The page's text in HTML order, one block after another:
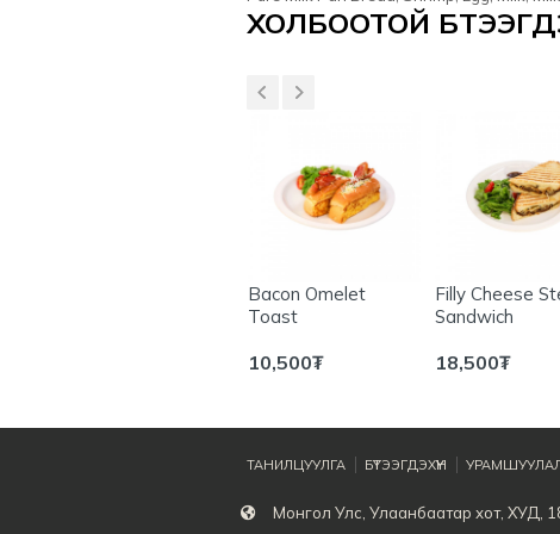
Үзүүлэлтүүд
ХОЛБООТОЙ
Bacon Omelet
Toast
10,500₮
Filly Cheese
Sandwich
18,500₮
Монгол Улс, Улаанбаатар хот, ХУД,
ТАНИЛЦУУЛГА БҮТЭЭГДЭХҮҮН